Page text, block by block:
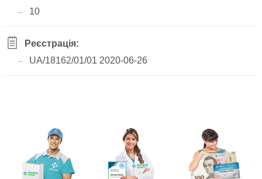
10
Реєстрація:
UA/18162/01/01 2020-06-26